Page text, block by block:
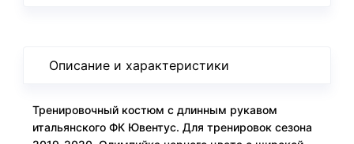
Описание и характеристики
Тренировочный костюм с длинным рукавом
итальянского ФК Ювентус. Для тренировок сезона